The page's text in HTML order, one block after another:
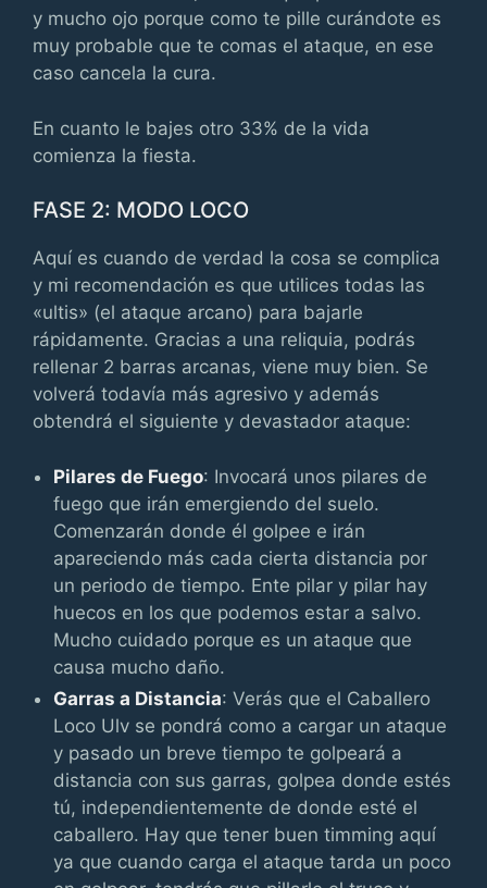
y mucho ojo porque como te pille curándote es
muy probable que te comas el ataque, en ese
caso cancela la cura.
En cuanto le bajes otro 33% de la vida
comienza la fiesta.
FASE 2: MODO LOCO
Aquí es cuando de verdad la cosa se complica
y mi recomendación es que utilices todas las
«ultis» (el ataque arcano) para bajarle
rápidamente. Gracias a una reliquia, podrás
rellenar 2 barras arcanas, viene muy bien. Se
volverá todavía más agresivo y además
obtendrá el siguiente y devastador ataque:
Pilares de Fuego: Invocará unos pilares de
fuego que irán emergiendo del suelo.
Comenzarán donde él golpee e irán
apareciendo más cada cierta distancia por
un periodo de tiempo. Ente pilar y pilar hay
huecos en los que podemos estar a salvo.
Mucho cuidado porque es un ataque que
causa mucho daño.
Garras a Distancia: Verás que el Caballero
Loco Ulv se pondrá como a cargar un ataque
y pasado un breve tiempo te golpeará a
distancia con sus garras, golpea donde estés
tú, independientemente de donde esté el
caballero. Hay que tener buen timming aquí
ya que cuando carga el ataque tarda un poco